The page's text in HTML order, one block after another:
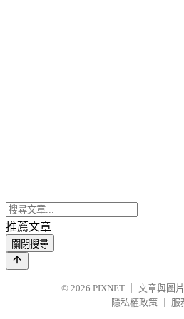
推薦文章
關閉搜尋
© 2026 PIXNET
文章與圖
隱私權政策
服